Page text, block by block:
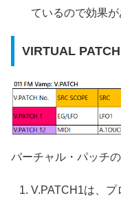
ているので効果が
VIRTUAL PATCH
バーチャル・パッチ
V.PATCH1は、